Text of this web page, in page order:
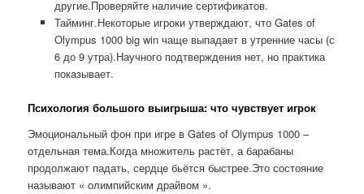
другие.Проверяйте наличие сертификатов.
Тайминг.Некоторые игроки утверждают, что Gates of
Olympus 1000 big win чаще выпадает в утренние часы (с
6 до 9 утра).Научного подтверждения нет, но практика
показывает.
Психология большого выигрыша: что чувствует игрок
Эмоциональный фон при игре в Gates of Olympus 1000 –
отдельная тема.Когда множитель растёт, а барабаны
продолжают падать, сердце бьётся быстрее.Это состояние
называют « олимпийским драйвом ».